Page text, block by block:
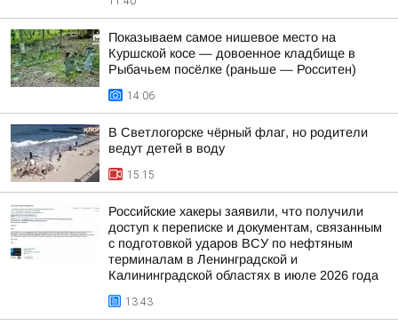
Показываем самое нишевое место на
Куршской косе — довоенное кладбище в
Рыбачьем посёлке (раньше — Росситен)
14:06
В Светлогорске чёрный флаг, но родители
ведут детей в воду
15:15
Российские хакеры заявили, что получили
доступ к переписке и документам, связанным
с подготовкой ударов ВСУ по нефтяным
терминалам в Ленинградской и
Калининградской областях в июле 2026 года
13:43